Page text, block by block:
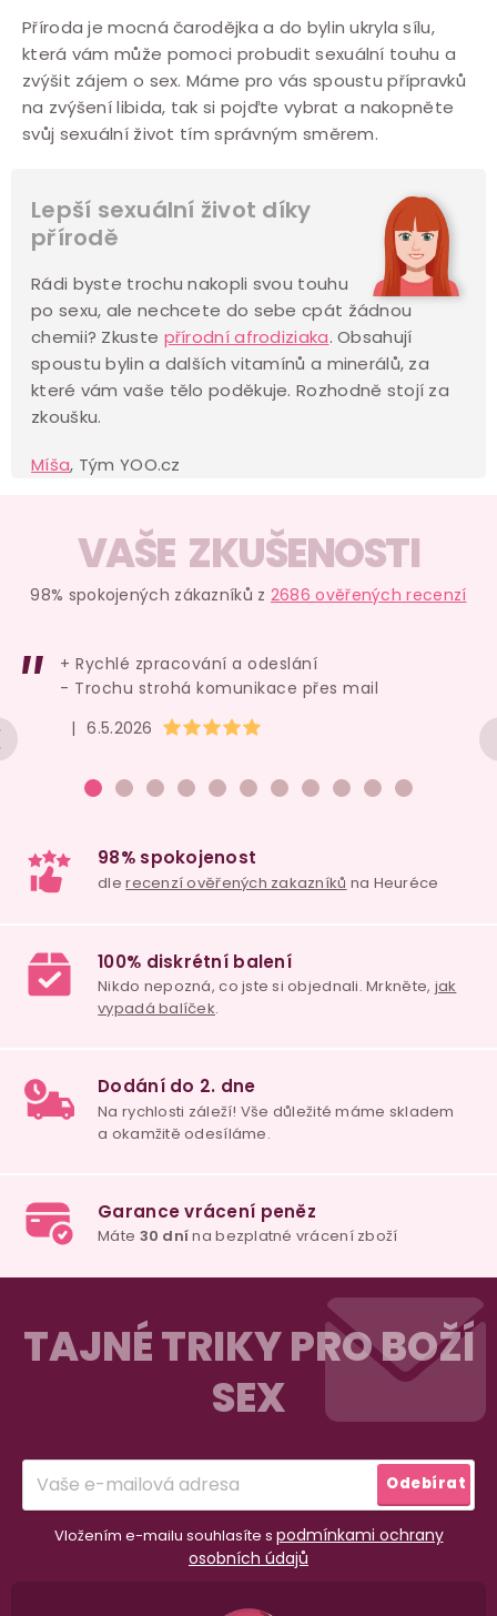
Příroda je mocná čarodějka a do bylin ukryla sílu,
která vám může pomoci probudit sexuální touhu a
zvýšit zájem o sex. Máme pro vás spoustu přípravků
na zvýšení libida, tak si pojďte vybrat a nakopněte
svůj sexuální život tím správným směrem.
Lepší sexuální život díky
přírodě
Rádi byste trochu nakopli svou touhu
po sexu, ale nechcete do sebe cpát žádnou
chemii? Zkuste přírodní afrodiziaka. Obsahují
spoustu bylin a dalších vitamínů a minerálů, za
které vám vaše tělo poděkuje. Rozhodně stojí za
zkoušku.
Míša, Tým YOO.cz
VAŠE ZKUŠENOSTI
98% spokojených zákazníků z 2686 ověřených recenzí
Hodnocení obchodu je 5 z 5 hvězdiček.
| 6.5.2026
+ Rychlé zpracování a odeslání
- Trochu strohá komunikace přes mail
TAJNÉ TRIKY PRO BOŽÍ
SEX
Vložením e-mailu souhlasíte s podmínkami ochrany
osobních údajů
Odebírat